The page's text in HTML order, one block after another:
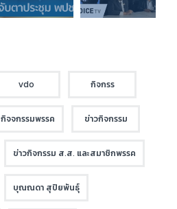
vdo กิจกรร
กิจจกรรมพรรค ข่าวกิจกรรม
ข่าวกิจกรรม ส.ส. และสมาชิกพรรค
บุณณดา สุปิยพันธุ์